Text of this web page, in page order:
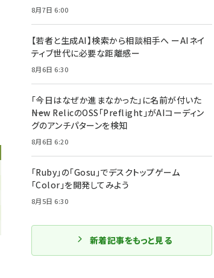
8月7日 6:00
【若者と生成AI】検索から相談相手へ ーAIネイ
ティブ世代に必要な距離感ー
8月6日 6:30
「今日はなぜか進まなかった」に名前が付いた
――New RelicのOSS「Preflight」がAIコーディン
グのアンチパターンを検知
8月6日 6:20
「Ruby」の「Gosu」でデスクトップゲーム
「Color」を開発してみよう
8月5日 6:30
新着記事をもっと見る